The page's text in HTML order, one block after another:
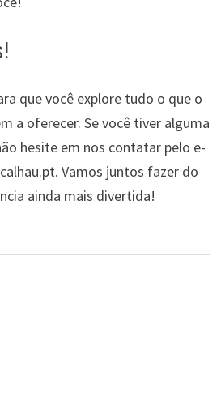
que você explore tudo o que o
a oferecer. Se você tiver alguma
hesite em nos contatar pelo e-
. Vamos juntos fazer do
ainda mais divertida!